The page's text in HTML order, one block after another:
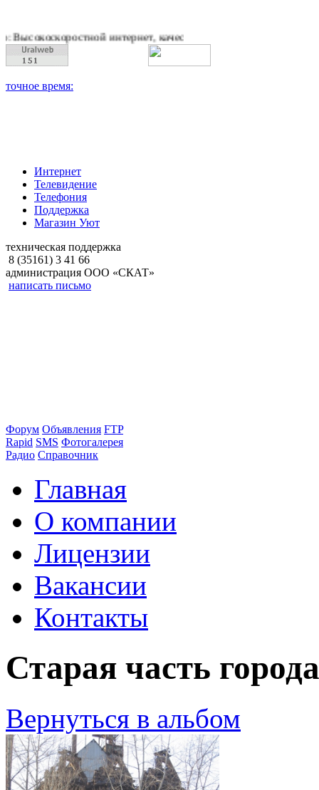
интернет, качественное цифровое и кабельное
Интернет
Телевидение
Телефония
Поддержка
Магазин Уют
техническая поддержка
8 (35161) 3 41 66
администрация ООО «СКАТ»
написать письмо
Форум Объявления FTP
Rapid SMS Фотогалерея
Радио Справочник
Главная
О компании
Лицензии
Вакансии
Контакты
Старая часть
Вернуться в альбом